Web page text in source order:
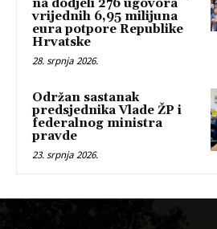
na dodjeli 276 ugovora
vrijednih 6,95 milijuna
eura potpore Republike
Hrvatske
28. srpnja 2026.
Održan sastanak
predsjednika Vlade ŽP i
federalnog ministra
pravde
23. srpnja 2026.